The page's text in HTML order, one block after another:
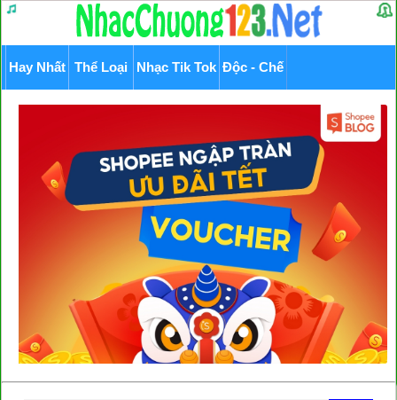
Hay Nhất Thể Loại Nhạc Tik Tok Độc - Chế